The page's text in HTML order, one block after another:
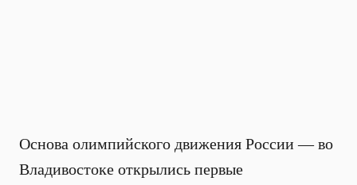
Основа олимпийского движения России — во
Владивостоке открылись первые